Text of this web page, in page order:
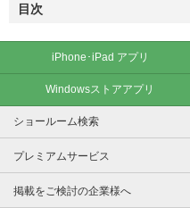
目次
iPhone･iPad アプリ
Windowsストアアプリ
ショールーム検索
プレミアムサービス
掲載をご検討の企業様へ